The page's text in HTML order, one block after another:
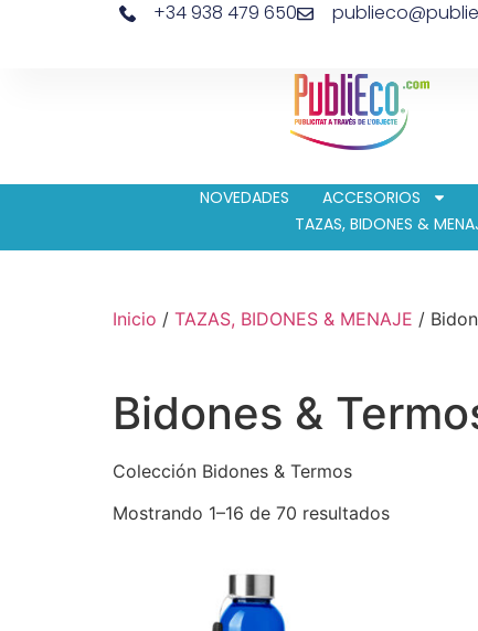
+34 938 479 650
NOVEDADES ACCESORIOS
TAZAS, BIDONES &
Inicio / TAZAS, BIDONES & MENAJE /
Bidones &
Colección Bidones & Termos
Mostrando 1–16 de 70 resultados